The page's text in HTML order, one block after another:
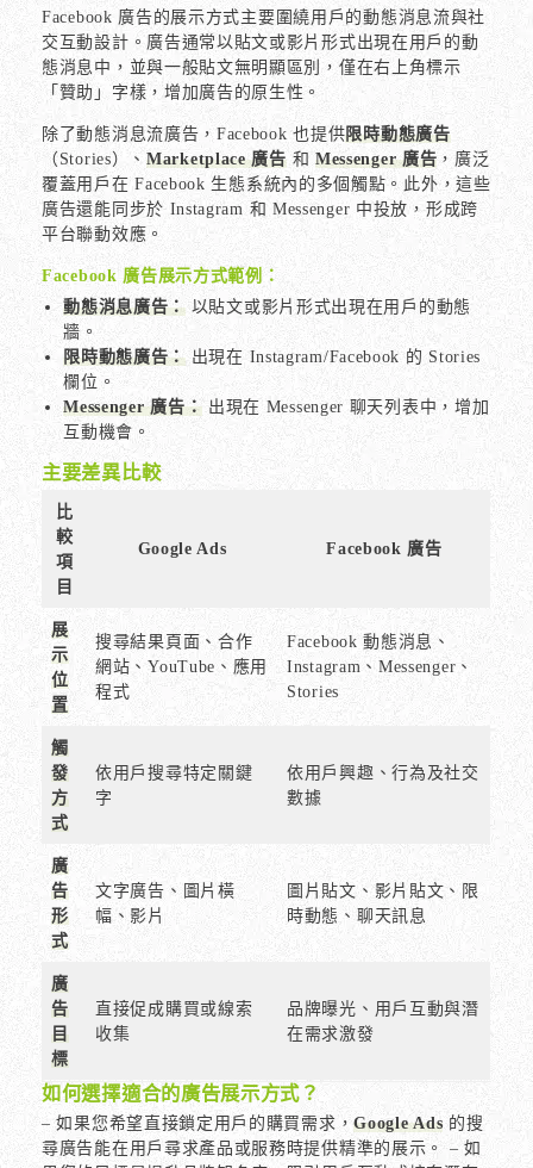
Facebook 廣告的展示方式主要圍繞用戶的動態消息流與社
交互動設計。廣告通常以貼文或影片形式出現在用戶的動
態消息中，並與一般貼文無明顯區別，僅在右上角標示
「贊助」字樣，增加廣告的原生性。
除了動態消息流廣告，Facebook 也提供限時動態廣告
（Stories）、 Marketplace 廣告和 Messenger 廣告 ，廣泛
覆蓋用戶在 Facebook 生態系統內的多個觸點。此外，這些
廣告還能同步於 Instagram 和 Messenger 中投放，形成跨
平台聯動效應。
Facebook 廣告展示方式範例：
動態消息廣告： 以貼文或影片形式出現在用戶的動態
牆。
限時動態廣告： 出現在 Instagram/Facebook 的 Stories
欄位。
Messenger 廣告： 出現在 Messenger 聊天列表中，增加
互動機會。
主要差異比較
比
較
項
目
Google Ads Facebook 廣告
展
示
位
置
搜尋結果頁面、合作
網站、YouTube、應用
程式
Facebook 動態消息、
Instagram、Messenger、
Stories
觸
發
方
式
依用戶搜尋特定關鍵
字
依用戶興趣、行為及社交
數據
廣
告
形
式
文字廣告、圖片橫
幅、影片
圖片貼文、影片貼文、限
時動態、聊天訊息
廣
告
目
標
直接促成購買或線索
收集
品牌曝光、用戶互動與潛
在需求激發
如何選擇適合的廣告展示方式？
– 如果您希望直接鎖定用戶的購買需求，Google Ads 的搜
尋廣告能在用戶尋求產品或服務時提供精準的展示。 – 如